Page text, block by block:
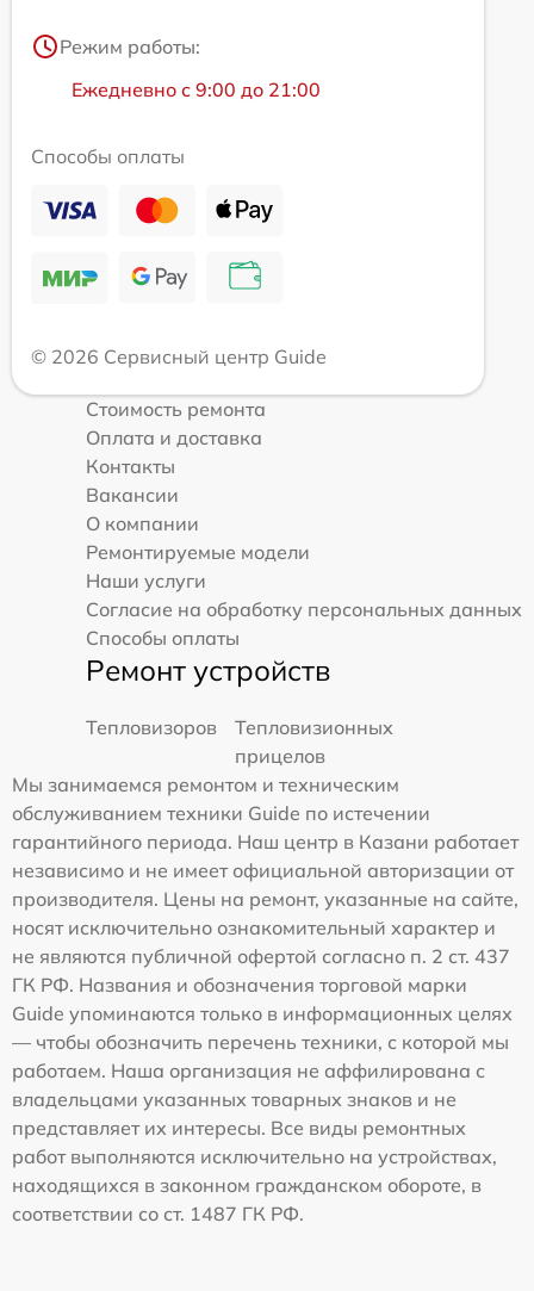
Режим работы:
Ежедневно с 9:00 до 21:00
Способы оплаты
© 2026 Сервисный центр Guide
Стоимость ремонта
Оплата и доставка
Контакты
Вакансии
О компании
Ремонтируемые модели
Наши услуги
Согласие на обработку персональных данных
Способы оплаты
Ремонт устройств
Тепловизоров
Тепловизионных
прицелов
Мы занимаемся ремонтом и техническим
обслуживанием техники Guide по истечении
гарантийного периода. Наш центр в Казани работает
независимо и не имеет официальной авторизации от
производителя. Цены на ремонт, указанные на сайте,
носят исключительно ознакомительный характер и
не являются публичной офертой согласно п. 2 ст. 437
ГК РФ. Названия и обозначения торговой марки
Guide упоминаются только в информационных целях
— чтобы обозначить перечень техники, с которой мы
работаем. Наша организация не аффилирована с
владельцами указанных товарных знаков и не
представляет их интересы. Все виды ремонтных
работ выполняются исключительно на устройствах,
находящихся в законном гражданском обороте, в
соответствии со ст. 1487 ГК РФ.